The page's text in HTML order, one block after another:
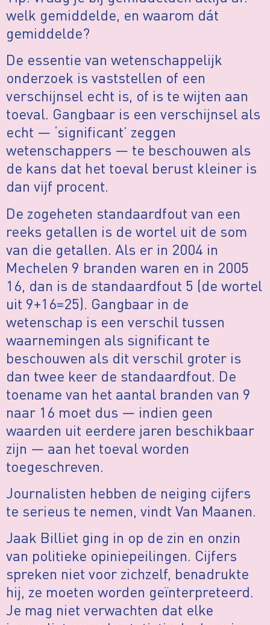
welk gemiddelde, en waarom dát
gemiddelde?
De essentie van wetenschappelijk
onderzoek is vaststellen of een
verschijnsel echt is, of is te wijten aan
toeval. Gangbaar is een verschijnsel als
echt — ‘significant’ zeggen
wetenschappers — te beschouwen als
de kans dat het toeval berust kleiner is
dan vijf procent.
De zogeheten standaardfout van een
reeks getallen is de wortel uit de som
van die getallen. Als er in 2004 in
Mechelen 9 branden waren en in 2005
16, dan is de standaardfout 5 (de wortel
uit 9+16=25). Gangbaar in de
wetenschap is een verschil tussen
waarnemingen als significant te
beschouwen als dit verschil groter is
dan twee keer de standaardfout. De
toename van het aantal branden van 9
naar 16 moet dus — indien geen
waarden uit eerdere jaren beschikbaar
zijn — aan het toeval worden
toegeschreven.
Journalisten hebben de neiging cijfers
te serieus te nemen, vindt Van Maanen.
Jaak Billiet ging in op de zin en onzin
van politieke opiniepeilingen. Cijfers
spreken niet voor zichzelf, benadrukte
hij, ze moeten worden geïnterpreteerd.
Je mag niet verwachten dat elke